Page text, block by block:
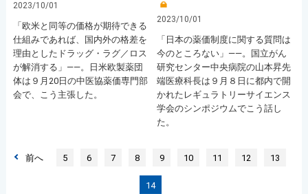
2023/10/01
「欧米と同等の価格が期待できる
仕組みであれば、国内外の格差を
理由としたドラッグ・ラグ／ロス
が解消する」――。日米欧製薬団
体は９月20日の中医協薬価専門部
会で、こう主張した。
2023/10/01
「日本の薬価制度に関する質問は
今のところない」――。国立がん
研究センター中央病院の山本昇先
端医療科長は９月８日に都内で開
かれたレギュラトリーサイエンス
学会のシンポジウムでこう話し
た。
前へ 5 6 7 8 9 10 11 12 13
14